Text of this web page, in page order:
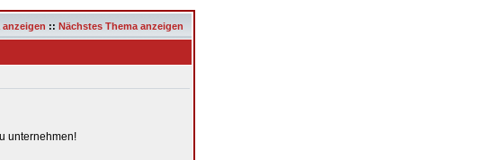
anzeigen :: Nächstes Thema anzeigen
unternehmen!